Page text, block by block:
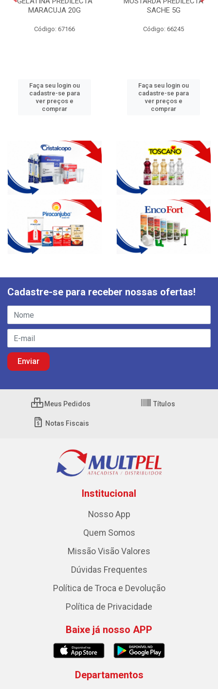
MARACUJA 20G
Código: 67166
Faça seu login ou
cadastre-se para
ver preços e
comprar
SACHE 5G
Código: 66245
Faça seu login ou
cadastre-se para
ver preços e
comprar
Cadastre-se para receber nossas ofertas!
Meus Pedidos Títulos
Notas Fiscais
Institucional
Nosso App
Quem Somos
Missão Visão Valores
Dúvidas Frequentes
Política de Troca e Devolução
Política de Privacidade
Baixe já nosso APP
Departamentos